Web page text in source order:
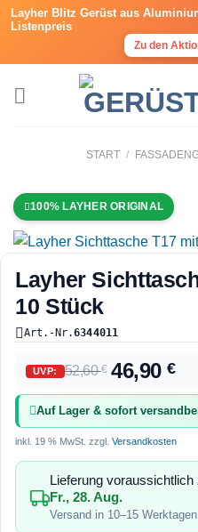
Layher Blitz Gerüst aus
Listenpreis
Zu den
START /
100% LAYHER ORIGINAL
Layher
10 Stück
Art.-Nr.6344011
UVP: 52,60€ 46,90€
Auf Lager & sofort
inkl. 19 % MwSt. zzgl. Versandkosten
Lieferung
Fr., 28. Aug.
Versand in 10–15